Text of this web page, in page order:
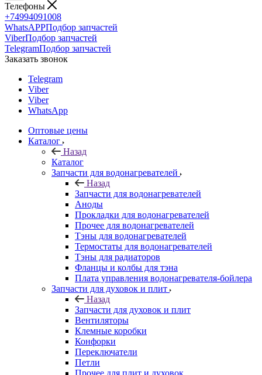
Телефоны
+74994091008
WhatsAPPПодбор запчастей
ViberПодбор запчастей
TelegramПодбор запчастей
Заказать звонок
Telegram
Viber
Viber
WhatsApp
Оптовые цены
Каталог
Назад
Каталог
Запчасти для водонагревателей
Назад
Запчасти для водонагревателей
Аноды
Прокладки для водонагревателей
Прочее для водонагревателей
Тэны для водонагревателей
Термостаты для водонагревателей
Тэны для радиаторов
Фланцы и колбы для тэна
Плата управления водонагревателя-бойлера
Запчасти для духовок и плит
Назад
Запчасти для духовок и плит
Вентиляторы
Клемные коробки
Конфорки
Переключатели
Петли
Прочее для плит и духовок